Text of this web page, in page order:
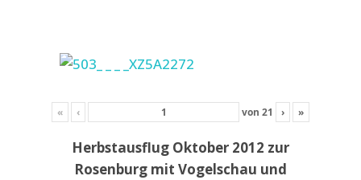
« ‹ von 21 › »
Herbstausflug Oktober 2012 zur
Rosenburg mit Vogelschau und